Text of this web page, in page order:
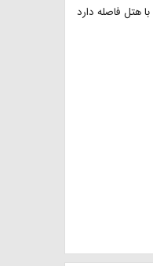
با هتل فاصله دارد